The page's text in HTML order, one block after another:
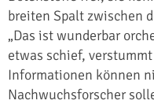
breiten Spalt zwischen
„Das ist wunderbar
etwas schief, verstummt
Informationen können
Nachwuchsforscher